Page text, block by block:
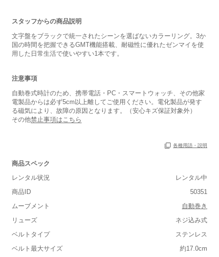
スタッフからの商品説明
文字盤をブラックで統一されたシーンを選ばないカラーリング。3か
国の時間を把握できるGMT機能搭載、耐磁性に優れたゼンマイを使
用した日常生活で使いやすい1本です。
注意事項
自動巻式時計のため、携帯電話・PC・スマートウォッチ、その他家
電製品からは必ず5cm以上離してご使用ください。電化製品が発す
る磁気により、故障の原因となります。（安心キズ保証対象外）
その他禁止事項はこちら
各種用語・説明
商品スペック
レンタル状況
レンタル中
商品ID
50351
ムーブメント
自動巻き
リューズ
ネジ込み式
ベルトタイプ
ステンレス
ベルト最大サイズ
約17.0cm
■重さ(ベルト込み)
■ケースの大きさ
小さい 大きい